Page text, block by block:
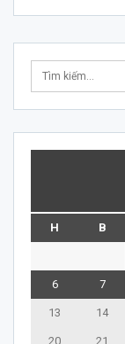
H B
6 7
13 14
20 21